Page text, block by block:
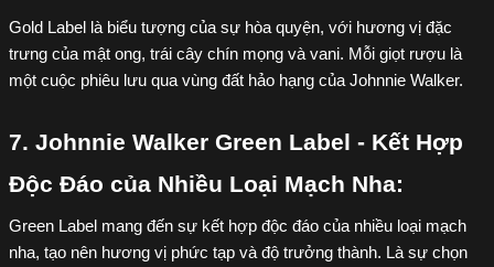
Gold Label là biểu tượng của sự hòa quyện, với hương vị đặc
trưng của mật ong, trái cây chín mọng và vani. Mỗi giọt rượu là
một cuộc phiêu lưu qua vùng đất hảo hạng của Johnnie Walker.
7. Johnnie Walker Green Label - Kết Hợp
Độc Đáo của Nhiều Loại Mạch Nha:
Green Label mang đến sự kết hợp độc đáo của nhiều loại mạch
nha, tạo nên hương vị phức tạp và độ trưởng thành. Là sự chọn